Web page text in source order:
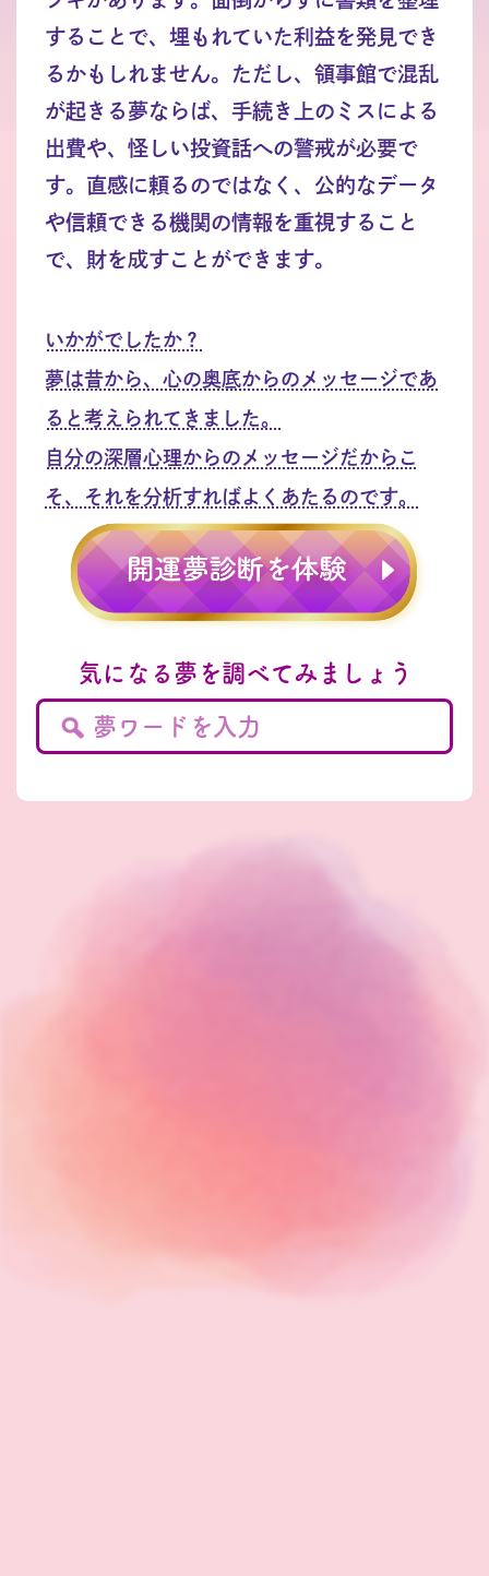
することで、埋もれていた利益を発見でき
るかもしれません。ただし、領事館で混乱
が起きる夢ならば、手続き上のミスによる
出費や、怪しい投資話への警戒が必要で
す。直感に頼るのではなく、公的なデータ
や信頼できる機関の情報を重視すること
で、財を成すことができます。
いかがでしたか？
夢は昔から、心の奥底からのメッセージであ
ると考えられてきました。
自分の深層心理からのメッセージだからこ
そ、それを分析すればよくあたるのです。
気になる夢を調べてみましょう